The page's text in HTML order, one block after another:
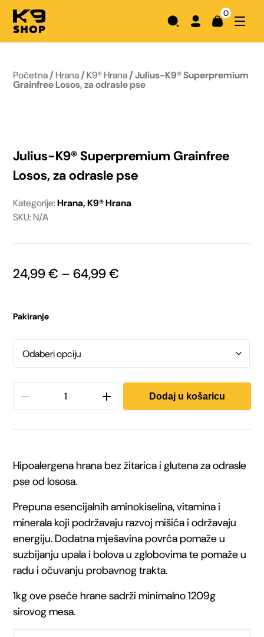
0
Početna/Hrana/K9® Hrana/ Julius-K9® Superpremium
Grainfree Losos, za odrasle pse
Julius-K9® Superpremium Grainfree
Losos, za odrasle pse
Kategorije:Hrana,K9® Hrana
SKU: N/A
24,99€ – 64,99€
64,99 €
Pakiranje
Julius-
Grainfree
za
odrasle
pse
količina
Dodaj u košaricu
Hipoalergena hrana bez žitarica i glutena za odrasle
pse od lososa.
Prepuna esencijalnih aminokiselina, vitamina i
minerala koji podržavaju razvoj mišića i održavaju
energiju. Dodatna mješavina povrća pomaže u
suzbijanju upala i bolova u zglobovima te pomaže u
radu i očuvanju probavnog trakta.
1kg ove pseće hrane sadrži minimalno 1209g
sirovog mesa.